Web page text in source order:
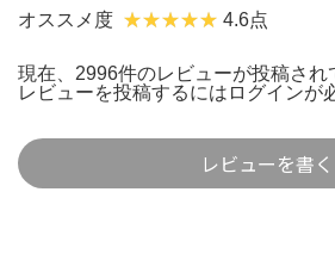
オススメ度 4.6点
現在、2996件のレビューが投稿され
レビューを投稿するには ログインが
レビューを書く